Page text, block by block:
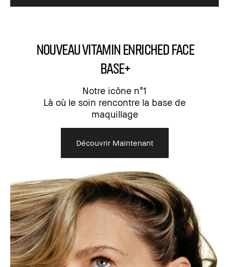
NOUVEAU Vitamin Enriched Face
Base+
Notre icône n°1
Là où le soin rencontre la base de
maquillage
Découvrir Maintenant